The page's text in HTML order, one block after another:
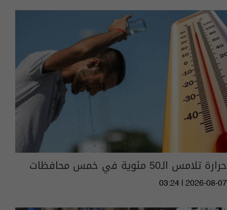
حرارة تلامس الـ50 مئوية في خمس محافظات
03:24 | 2026-08-07